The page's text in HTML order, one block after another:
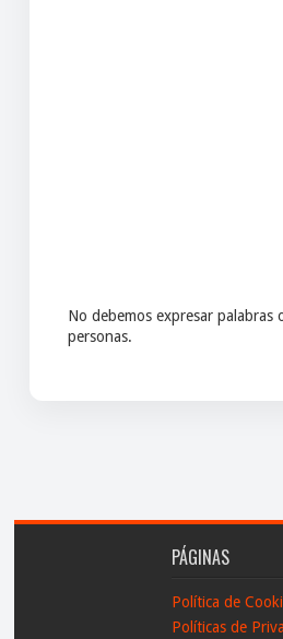
No debemos expresar
personas.
PÁGINAS
Política de
Políticas de